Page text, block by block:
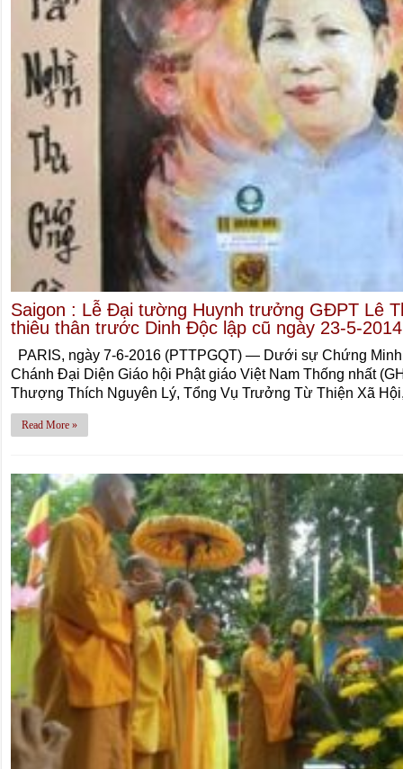
Saigon : Lễ Đại tường Huynh trưởng GĐPT Lê
thiêu thân trước Dinh Độc lập cũ ngày 23-5-2014
PARIS, ngày 7-6-2016 (PTTPGQT) — Dưới sự Chứng
Chánh Đại Diện Giáo hội Phật giáo Việt Nam Thống nhất
Thượng Thích Nguyên Lý, Tổng Vụ Trưởng Từ Thiện Xã
Read More »